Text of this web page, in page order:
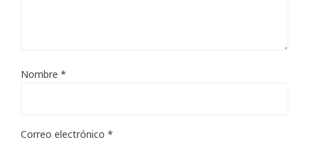
Nombre *
Correo electrónico *